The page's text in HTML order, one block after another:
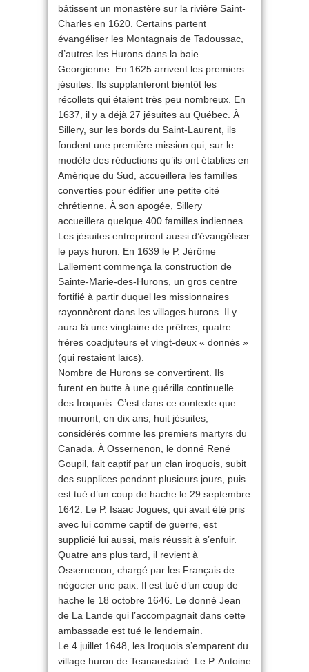
bâtissent un monastère sur la rivière Saint-
Charles en 1620. Certains partent
évangéliser les Montagnais de Tadoussac,
d’autres les Hurons dans la baie
Georgienne. En 1625 arrivent les premiers
jésuites. Ils supplanteront bientôt les
récollets qui étaient très peu nombreux. En
1637, il y a déjà 27 jésuites au Québec. À
Sillery, sur les bords du Saint-Laurent, ils
fondent une première mission qui, sur le
modèle des réductions qu’ils ont établies en
Amérique du Sud, accueillera les familles
converties pour édifier une petite cité
chrétienne. À son apogée, Sillery
accueillera quelque 400 familles indiennes.
Les jésuites entreprirent aussi d’évangéliser
le pays huron. En 1639 le P. Jérôme
Lallement commença la construction de
Sainte-Marie-des-Hurons, un gros centre
fortifié à partir duquel les missionnaires
rayonnèrent dans les villages hurons. Il y
aura là une vingtaine de prêtres, quatre
frères coadjuteurs et vingt-deux « donnés »
(qui restaient laïcs).
Nombre de Hurons se convertirent. Ils
furent en butte à une guérilla continuelle
des Iroquois. C’est dans ce contexte que
mourront, en dix ans, huit jésuites,
considérés comme les premiers martyrs du
Canada. À Ossernenon, le donné René
Goupil, fait captif par un clan iroquois, subit
des supplices pendant plusieurs jours, puis
est tué d’un coup de hache le 29 septembre
1642. Le P. Isaac Jogues, qui avait été pris
avec lui comme captif de guerre, est
supplicié lui aussi, mais réussit à s’enfuir.
Quatre ans plus tard, il revient à
Ossernenon, chargé par les Français de
négocier une paix. Il est tué d’un coup de
hache le 18 octobre 1646. Le donné Jean
de La Lande qui l’accompagnait dans cette
ambassade est tué le lendemain.
Le 4 juillet 1648, les Iroquois s’emparent du
village huron de Teanaostaiaé. Le P. Antoine